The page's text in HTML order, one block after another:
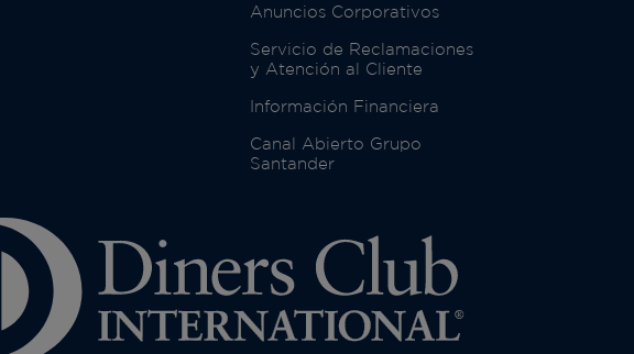
Anuncios Corporativos
Servicio de Reclamaciones
y Atención al Cliente
Información Financiera
Canal Abierto Grupo
Santander